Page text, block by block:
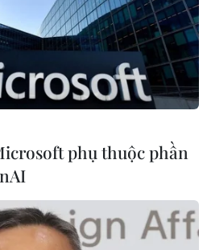
thuận chưa từng có tiền
phụ thuộc phần